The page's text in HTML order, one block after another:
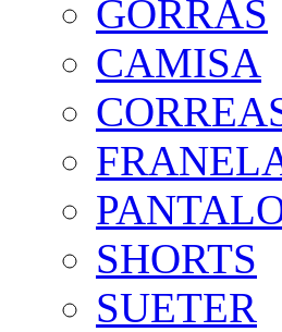
GORRAS
CAMISA
SHORTS
SUETER